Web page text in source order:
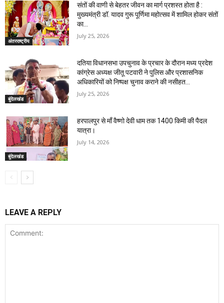
अंतरराष्ट्रीय
संतों की वाणी से बेहतर जीवन का मार्ग प्रशस्त होता है :
मुख्यमंत्री डॉ. यादव गुरू पूर्णिमा महोत्सव में शामिल होकर संतों
का...
July 25, 2026
बुंदेलखंड
दतिया विधानसभा उपचुनाव के प्रचार के दौरान मध्य प्रदेश
कांग्रेस अध्यक्ष जीतू पटवारी ने पुलिस और प्रशासनिक
अधिकारियों को निष्पक्ष चुनाव कराने की नसीहत...
July 25, 2026
बुंदेलखंड
हरपालपुर से माँ वैष्णो देवी धाम तक 1400 किमी की पैदल
यात्रा।
July 14, 2026
LEAVE A REPLY